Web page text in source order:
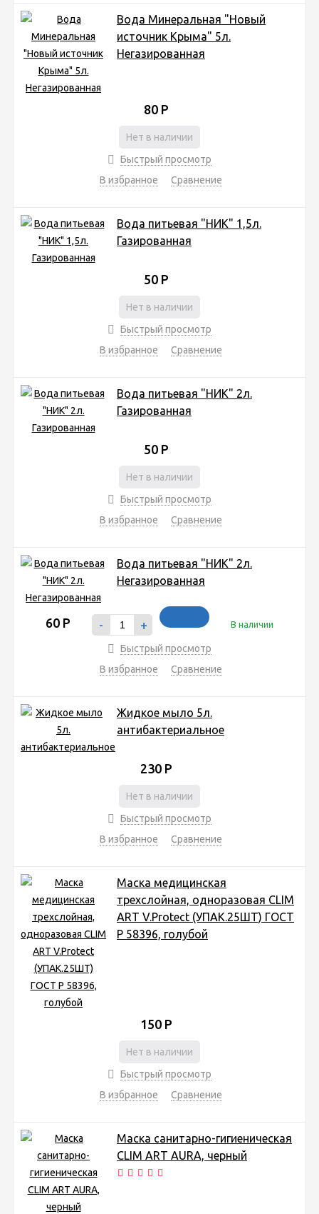
Вода Минеральная "Новый
источник Крыма" 5л.
Негазированная
80 Р
Нет в наличии
Быстрый просмотр
В избранное
Сравнение
Вода питьевая "НИК" 1,5л.
Газированная
50 Р
Нет в наличии
Быстрый просмотр
В избранное
Сравнение
Вода питьевая "НИК" 2л.
Газированная
50 Р
Нет в наличии
Быстрый просмотр
В избранное
Сравнение
Вода питьевая "НИК" 2л.
Негазированная
60 Р - + В наличии
Быстрый просмотр
В избранное
Сравнение
Жидкое мыло 5л.
антибактериальное
230 Р
Нет в наличии
Быстрый просмотр
В избранное
Сравнение
Маска медицинская
трехслойная, одноразовая CLIM
ART V.Protect (УПАК.25ШТ) ГОСТ
Р 58396, голубой
150 Р
Нет в наличии
Быстрый просмотр
В избранное
Сравнение
Маска санитарно-гигиеническая
CLIM ART AURA, черный